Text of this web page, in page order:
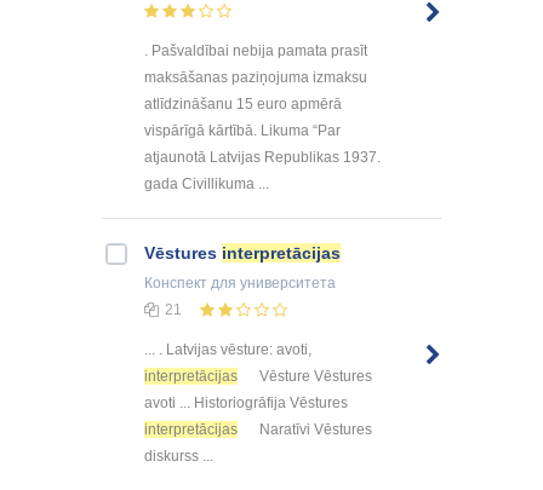
. Pašvaldībai nebija pamata prasīt
maksāšanas paziņojuma izmaksu
atlīdzināšanu 15 euro apmērā
vispārīgā kārtībā. Likuma “Par
atjaunotā Latvijas Republikas 1937.
gada Civillikuma ...
Vēstures interpretācijas
Конспект для университета
21
... . Latvijas vēsture: avoti,
interpretācijas
Vēsture Vēstures
avoti ... Historiogrāfija Vēstures
interpretācijas
Naratīvi Vēstures
diskurss ...